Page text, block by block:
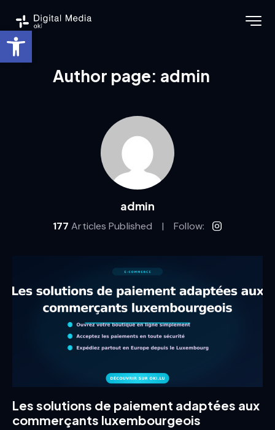
Ouvrir la barre d’outils
Author page: admin
admin
177 Articles Published Follow:
Les solutions de paiement adaptées aux
commerçants luxembourgeois